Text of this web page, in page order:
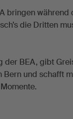
bringen während
die Dritten
der BEA, gibt
Bern und schafft